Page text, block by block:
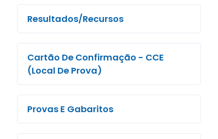
Resultados/Recursos
Cartão De Confirmação - CCE
(Local De Prova)
Provas E Gabaritos